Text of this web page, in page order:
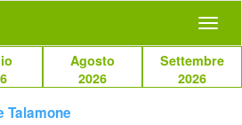
Agosto
2026
Settembre
2026
Talamone